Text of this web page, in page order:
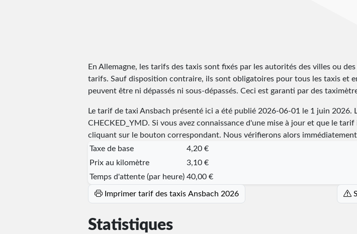
En Allemagne, les tarifs des taxis sont fixés par les autorités des villes ou
tarifs. Sauf disposition contraire, ils sont obligatoires pour tous les taxis et
peuvent être ni dépassés ni sous-dépassés. Ceci est garanti par des
Le tarif de taxi Ansbach présenté ici a été publié 2026-06-01
le 1 juin 2026.
CHECKED_YMD. Si vous avez connaissance d'une mise à jour et que le
cliquant sur le bouton correspondant. Nous vérifierons alors
Taxe de base
4,20 €
Prix au kilomètre
3,10 €
Temps d'attente (par heure) 40,00 €
Imprimer tarif des taxis Ansbach 2026
Statistiques